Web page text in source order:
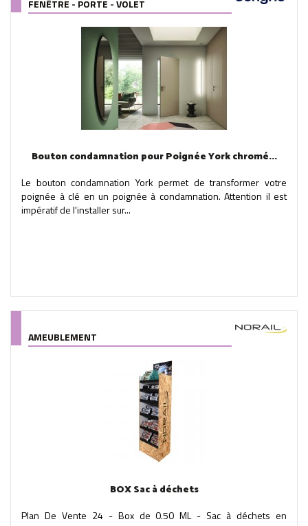
FENÊTRE - PORTE - VOLET
Bouton condamnation pour Poignée York chromé...
Le bouton condamnation York permet de transformer votre
poignée à clé en un poignée à condamnation. Attention il est
impératif de l'installer sur...
AMEUBLEMENT
BOX Sac à déchets
Plan De Vente 24 - Box de 0.50 ML - Sac à déchets en